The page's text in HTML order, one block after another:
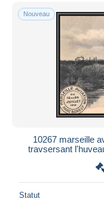
Nouveau
10267 marseille
travsersant
Statut